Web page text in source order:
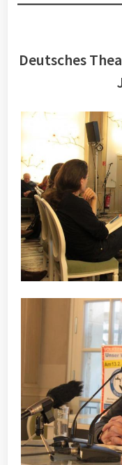
Deutsches